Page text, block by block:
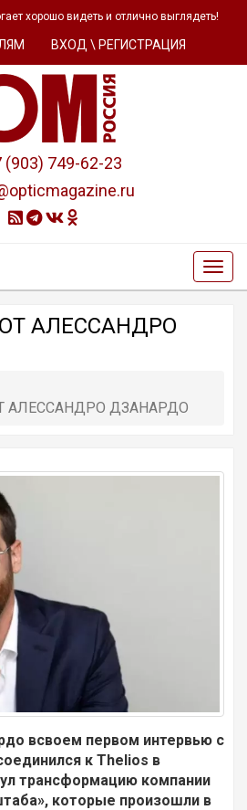
хорошо видеть и отлично выглядеть!
ВХОД \ РЕГИСТРАЦИЯ
(903) 749-62-23
АЛЕССАНДРО
АЛЕССАНДРО ДЗАНАРДО
всвоем первом интервью с
к Thelios в
трансформацию компании
которые произошли в